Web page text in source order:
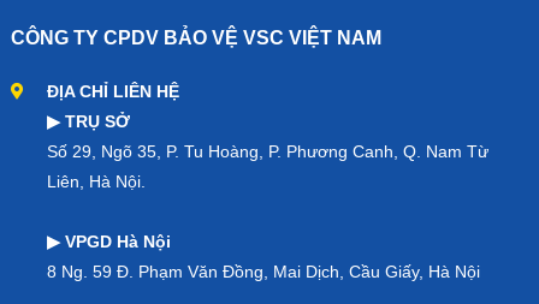
CÔNG TY CPDV BẢO VỆ VSC VIỆT NAM
ĐỊA CHỈ LIÊN HỆ
▶ TRỤ SỞ
Số 29, Ngõ 35, P. Tu Hoàng, P. Phương Canh, Q. Nam Từ
Liên, Hà Nội.
▶ VPGD Hà Nội
8 Ng. 59 Đ. Phạm Văn Đồng, Mai Dịch, Cầu Giấy, Hà Nội